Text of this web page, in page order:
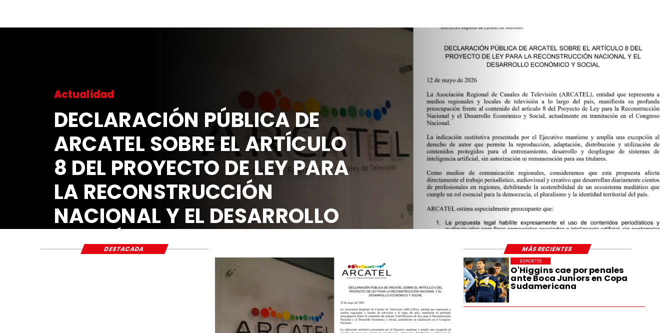
PÚBLICA DE
EL ARTÍCULO
DE LEY PARA
Y EL DESARROLLO
Y SOCIAL
Actualidad
8 DEL
LA
O'Higgins cae por penales
ante Boca Juniors en Copa
Sudamericana
DEPORTES
DESTACADA MÁS RECIENTES